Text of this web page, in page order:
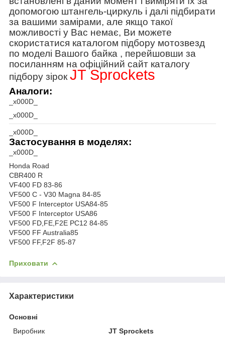
допомогою штангель-циркуль і далі підбирати
за вашими замірами, але якщо такої
можливості у Вас немає, Ви можете
скористатися каталогом підбору мотозвезд
по моделі Вашого байка , перейшовши за
посиланням на офіційний сайт каталогу
підбору зірок JT Sprockets
Аналоги:
_x000D_
_x000D_
_x000D_
Застосування в моделях:
_x000D_
Honda Road
CBR400 R
VF400 FD 83-86
VF500 C - V30 Magna 84-85
VF500 F Interceptor USA84-85
VF500 F Interceptor USA86
VF500 FD,FE,F2E PC12 84-85
VF500 FF Australia85
VF500 FF,F2F 85-87
Приховати
Характеристики
Основні
Виробник
JT Sprockets